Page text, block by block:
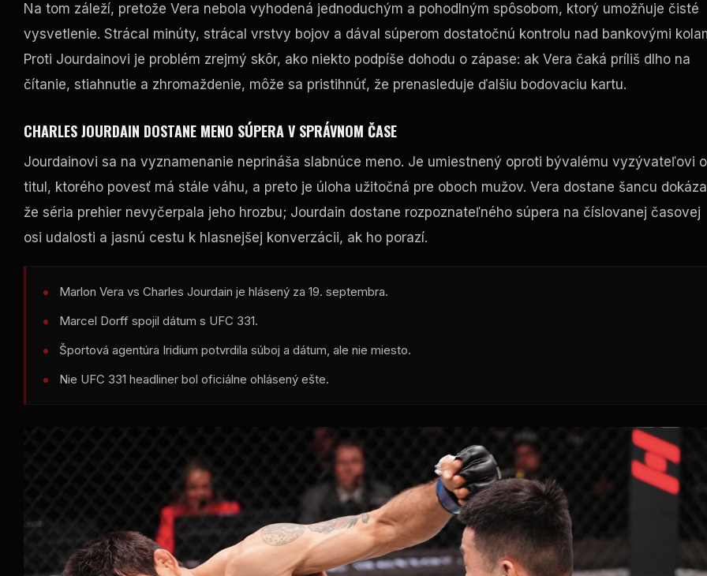
Na tom záleží, pretože Vera nebola vyhodená jednoduchým a pohodlným spôsobom, ktorý umožňuje čisté
vysvetlenie. Strácal minúty, strácal vrstvy bojov a dával súperom dostatočnú kontrolu nad bankovými
Proti Jourdainovi je problém zrejmý skôr, ako niekto podpíše dohodu o zápase: ak Vera čaká príliš dlho na
čítanie, stiahnutie a zhromaždenie, môže sa pristihnúť, že prenasleduje ďalšiu bodovaciu kartu.
CHARLES JOURDAIN DOSTANE MENO SÚPERA V SPRÁVNOM ČASE
Jourdainovi sa na vyznamenanie neprináša slabnúce meno. Je umiestnený oproti bývalému vyzývateľovi o
titul, ktorého povesť má stále váhu, a preto je úloha užitočná pre oboch mužov. Vera dostane šancu
že séria prehier nevyčerpala jeho hrozbu; Jourdain dostane rozpoznateľného súpera na číslovanej časovej
osi udalosti a jasnú cestu k hlasnejšej konverzácii, ak ho porazí.
Marlon Vera vs Charles Jourdain je hlásený za 19. septembra.
Marcel Dorff spojil dátum s UFC 331.
Športová agentúra Iridium potvrdila súboj a dátum, ale nie miesto.
Nie UFC 331 headliner bol oficiálne ohlásený ešte.